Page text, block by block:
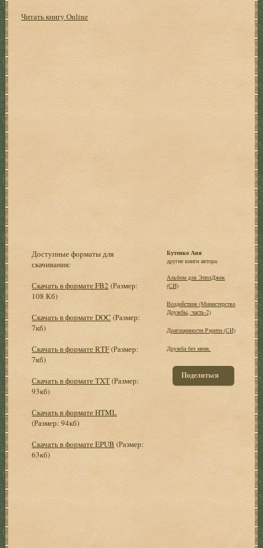
Читать книгу Online
Доступные форматы для
скачивания:
Скачать в формате FB2 (Размер:
108 Кб)
Скачать в формате DOC (Размер:
7кб)
Скачать в формате RTF(Размер:
7кб)
Скачать в формате TXT(Размер:
93кб)
Скачать в формате HTML
(Размер: 94кб)
Скачать в формате EPUB (Размер:
63кб)
Бутенко Аня
другие книги автора:
Альбом для ЭпплДжек
(СИ)
Воздействие (Министерство
Дружбы, часть-2)
Драгоценности Рэрити (СИ)
Дружба без меня.
Поделиться